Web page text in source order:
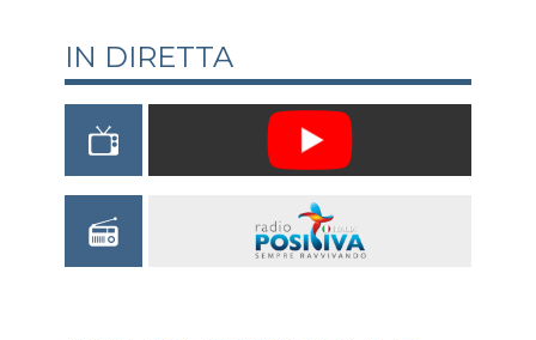
IN DIRETTA